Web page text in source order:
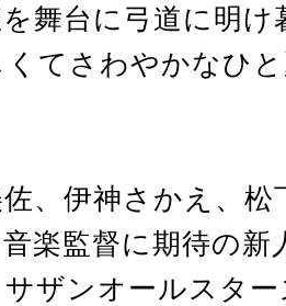
舞台に弓道に明け
てさわやかなひ
、伊神さかえ、松
楽監督に期待の新
ザンオールスタ